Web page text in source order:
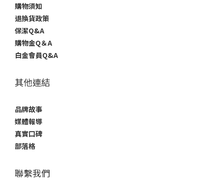
購物須知
退換貨政策
保潔Q&A
購物金Q＆A
白金會員Q&A
其他連結
品牌故事
媒體報導
真實口碑
部落格
聯繫我們